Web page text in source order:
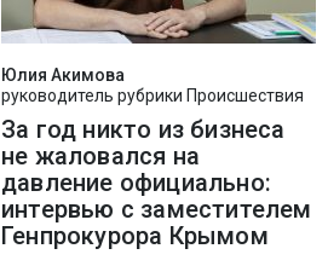
Юлия Акимова
руководитель рубрики Происшествия
За год никто из бизнеса
не жаловался на
давление официально:
интервью с заместителем
Генпрокурора Крымом